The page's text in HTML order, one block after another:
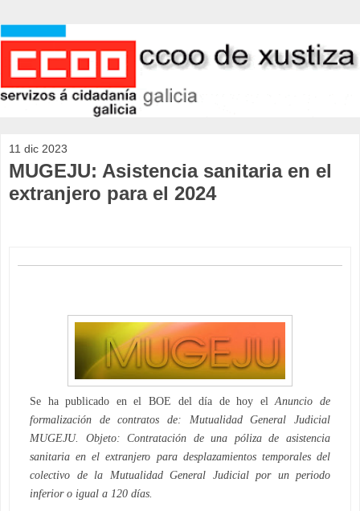
11 dic 2023
MUGEJU: Asistencia sanitaria en el
extranjero para el 2024
Se ha publicado en el BOE del día de hoy elAnuncio de
formalización de contratos de: Mutualidad General Judicial
MUGEJU. Objeto: Contratación de una póliza de asistencia
sanitaria enel extranjero para desplazamientos temporales del
colectivo de la Mutualidad General Judicial por un periodo
inferior o igual a 120 días.